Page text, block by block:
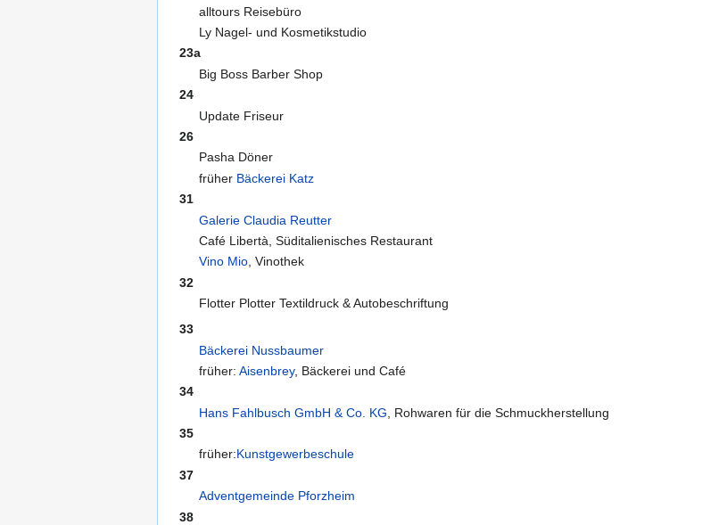
alltours Reisebüro
Ly Nagel- und Kosmetikstudio
23a
Big Boss Barber Shop
24
Update Friseur
26
Pasha Döner
früher Bäckerei Katz
31
Galerie Claudia Reutter
Café Libertà, Süditalienisches Restaurant
Vino Mio, Vinothek
32
Flotter Plotter Textildruck & Autobeschriftung
33
Bäckerei Nussbaumer
früher:Aisenbrey, Bäckerei und Café
34
Hans Fahlbusch GmbH & Co. KG , Rohwaren für die Schmuckherstellung
35
früher:Kunstgewerbeschule
37
Adventgemeinde Pforzheim
38